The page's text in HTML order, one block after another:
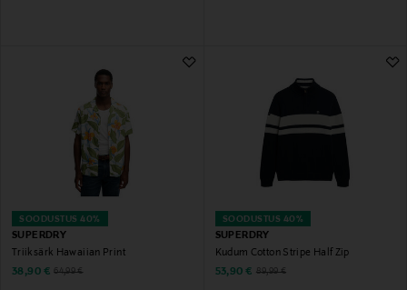
SOODUSTUS 40%
SUPERDRY
Triiksärk Hawaiian Print
Discounted Price
38,90 € Original Price
64,99 €
SOODUSTUS 40%
SUPERDRY
Kudum Cotton Stripe Half Zip
Discounted Price
53,90 € Original Price
89,99 €